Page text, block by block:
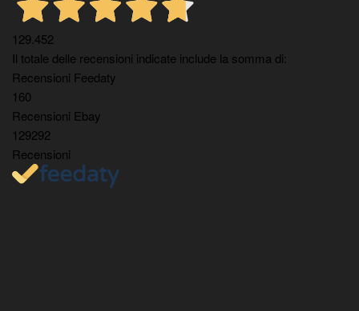
129.452
Il totale delle recensioni indicate include la somma di:
Recensioni Feedaty
160
Recensioni Ebay
129292
Recensioni